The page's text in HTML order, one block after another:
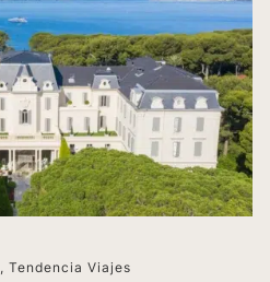
, Tendencia Viajes